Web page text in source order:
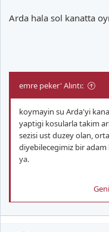
Arda hala sol kanatta
emre peker' Alıntı:
koymayin su Arda'yi
yaptigi kosularla takim
sezisi ust duzey olan,
diyebilecegimiz bir
ya.
anlamadimki